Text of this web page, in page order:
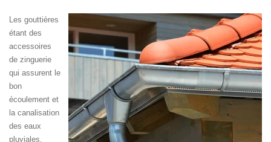
Les gouttières
étant des
accessoires
de zinguerie
qui assurent le
bon
écoulement et
la canalisation
des eaux
pluviales,